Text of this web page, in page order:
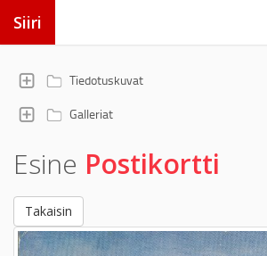
Siiri
Tiedotuskuvat
Galleriat
Esine Postikortti
Takaisin